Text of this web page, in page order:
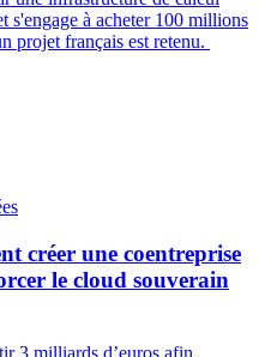
s'engage à acheter 100 millions
projet français est retenu.
créer une coentreprise
le cloud souverain
3 milliards d’euros afin